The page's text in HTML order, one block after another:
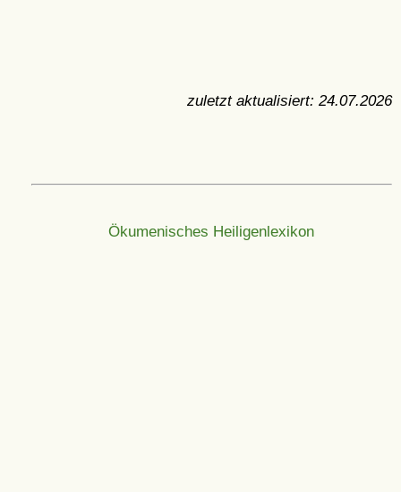
zuletzt aktualisiert: 24.07.2026
Ökumenisches Heiligenlexikon